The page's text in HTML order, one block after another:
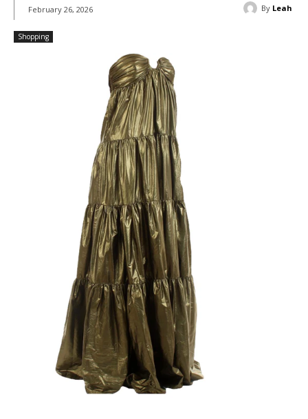
By Leah
February 26, 2026
Shopping